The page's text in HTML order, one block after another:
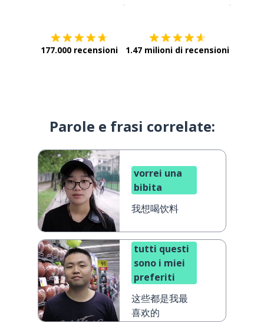
177.000 recensioni 1.47 milioni di recensioni
Parole e frasi correlate:
vorrei una
bibita
我想喝饮料
tutti questi
sono i miei
preferiti
这些都是我最
喜欢的